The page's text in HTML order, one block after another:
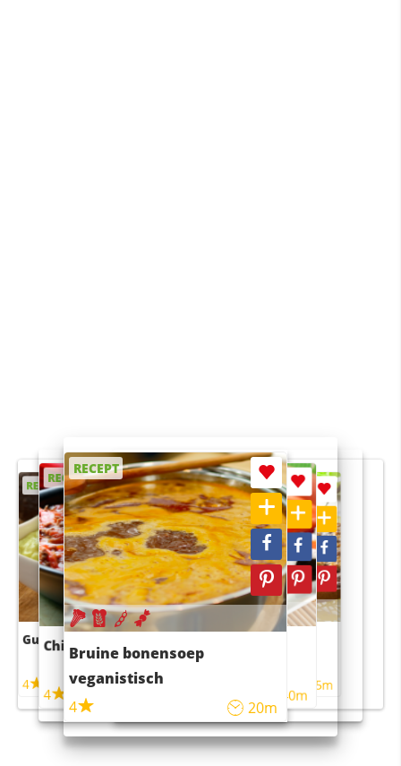
RECEPT
Guacamole
4
RECEPT
Chili con carne
4 45m
RECEPT
Bruine bonensoep
veganistisch
4
20m
RECEPT
Sushi rijstsalade
maaltijdsalade
40m
RECEPT
4 55m